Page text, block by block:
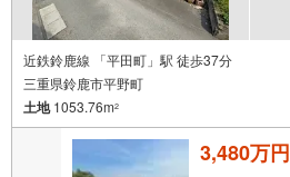
近鉄鈴鹿線 「平田町」駅 徒歩37分
三重県鈴鹿市平野町
土地1053.76m2
3,480万円